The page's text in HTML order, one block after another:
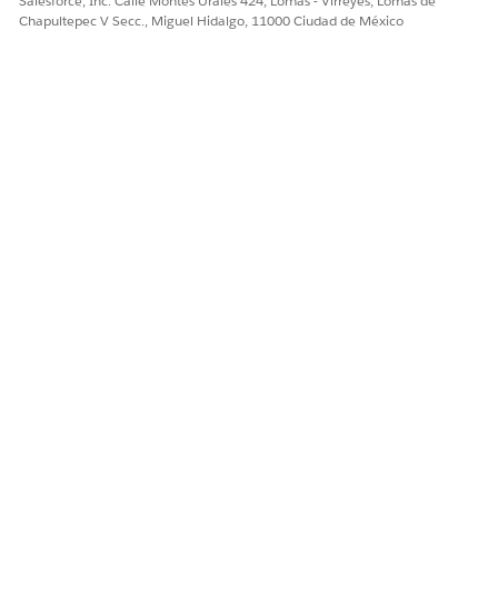
Chapultepec V Secc., Miguel Hidalgo, 11000 Ciudad de México